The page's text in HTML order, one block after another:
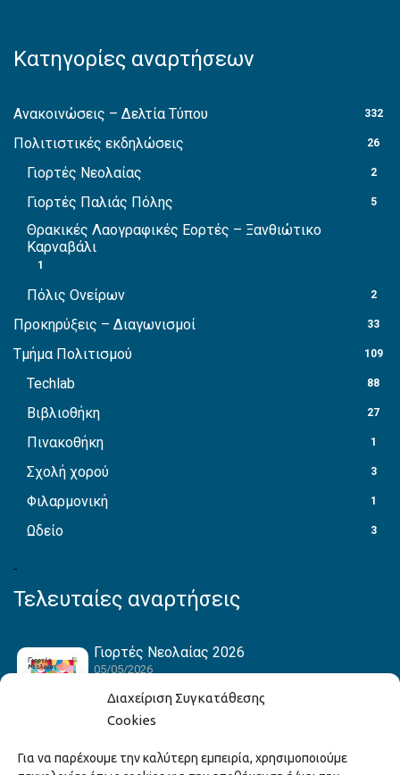
Διαχείριση Συγκατάθεσης
Cookies
Για να παρέχουμε την καλύτερη εμπειρία, χρησιμοποιούμε
Κατηγορίες αναρτήσεων
Ανακοινώσεις – Δελτία Τύπου 332
Πολιτιστικές εκδηλώσεις 26
Γιορτές Νεολαίας 2
Γιορτές Παλιάς Πόλης 5
Θρακικές Λαογραφικές Εορτές – Ξανθιώτικο
Καρναβάλι
1
Πόλις Ονείρων 2
Προκηρύξεις – Διαγωνισμοί 33
Τμήμα Πολιτισμού 109
Techlab 88
Βιβλιοθήκη 27
Πινακοθήκη 1
Σχολή χορού 3
Φιλαρμονική 1
Ωδείο 3
Τελευταίες αναρτήσεις
Γιορτές Νεολαίας 2026
05/05/2026
Hack the Match: Γνωρίζοντας τα Αμερικανικά